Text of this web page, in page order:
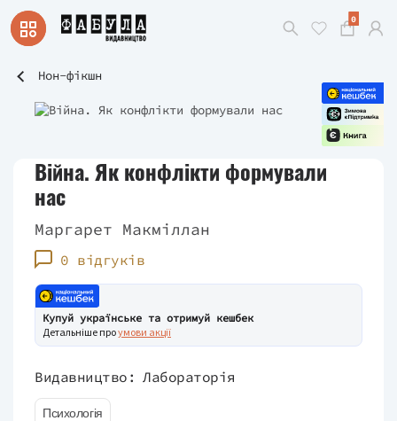
0
Нон-фікшн
Війна. Як конфлікти формували
нас
Маргарет Макміллан
0 відгуків
Купуй українське та отримуй кешбек
Детальніше проумови акції
Видавництво: Лабораторія
Психологія